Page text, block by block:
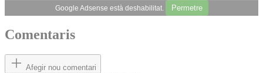
Google Adsense està deshabilitat. Permetre
Comentaris
Afegir nou comentari